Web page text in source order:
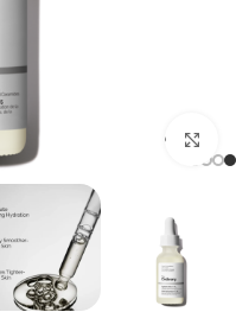
برای بزرگنمایی کلیک کنید